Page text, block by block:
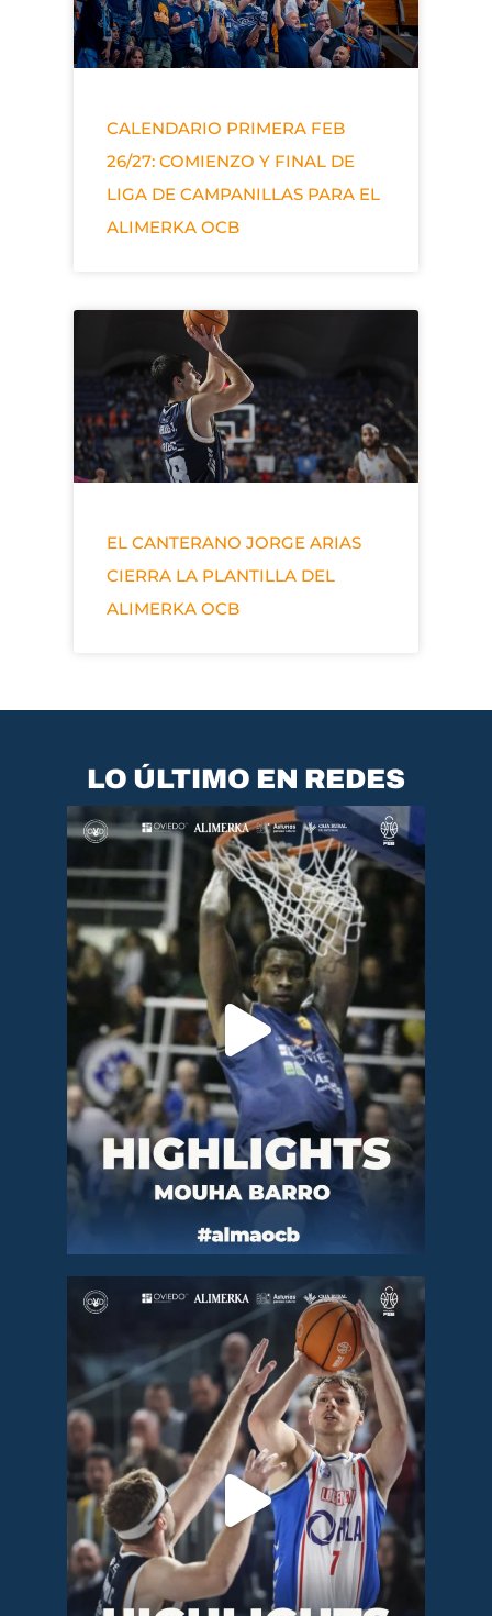
CALENDARIO PRIMERA FEB
26/27: COMIENZO Y FINAL DE
LIGA DE CAMPANILLAS PARA EL
ALIMERKA OCB
EL CANTERANO JORGE ARIAS
CIERRA LA PLANTILLA DEL
ALIMERKA OCB
LO ÚLTIMO EN REDES